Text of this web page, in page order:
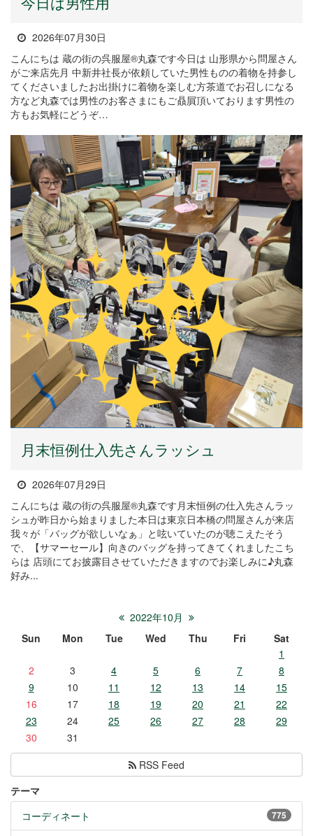
2026年07月30日
こんにちは 蔵の街の呉服屋®丸森です今日は 山形県から問屋さん
がご来店先月 中新井社長が依頼していた男性ものの着物を持参し
てくださいましたお出掛けに着物を楽しむ方茶道でお召しになる
方など丸森では男性のお客さまにもご贔屓頂いております男性の
方もお気軽にどうぞ…
月末恒例仕入先さんラッシュ
2026年07月29日
こんにちは 蔵の街の呉服屋®丸森です月末恒例の仕入先さんラッ
シュが昨日から始まりました本日は東京日本橋の問屋さんが来店
我々が「バッグが欲しいなぁ」と呟いていたのが聴こえたそう
で、【サマーセール】向きのバッグを持ってきてくれましたこち
らは 店頭にてお披露目させていただきますのでお楽しみに♪丸森
好み...
2022年10月
Sun
Mon Tue Wed Thu Fri
Sat
1
2
3 4 5 6 7
8
9
10 11 12 13 14
15
16
17 18 19 20 21
22
23
24 25 26 27 28
29
30
31
RSS Feed
テーマ
775
コーディネート